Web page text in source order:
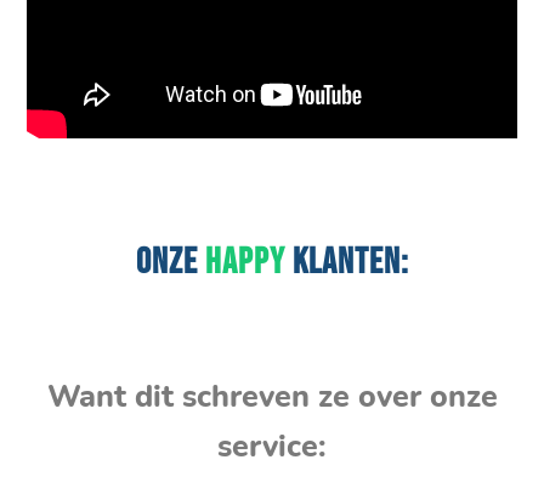
ONZEHAPPYKLANTEN:
Want dit schreven ze over onze
service: